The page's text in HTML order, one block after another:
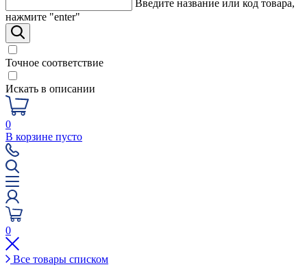
Введите название или код товара,
нажмите "enter"
Точное соответствие
Искать в описании
0
В корзине пусто
0
Все товары списком